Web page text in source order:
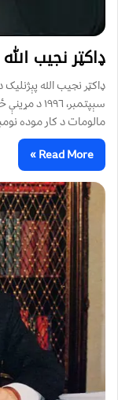
ډاکټر نجيب الله
سېپتمبر،
مالومات د کار موده نومبر ١٩٨٦ – اپرېل ١٩٩٢ ترتيب د
Read More »